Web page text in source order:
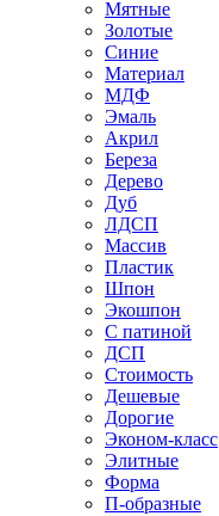
Мятные
Золотые
Синие
Материал
МДФ
Эмаль
Акрил
Береза
Дерево
Дуб
ЛДСП
Массив
Пластик
Шпон
Экошпон
С патиной
ДСП
Стоимость
Дешевые
Дорогие
Эконом-класс
Элитные
Форма
П-образные